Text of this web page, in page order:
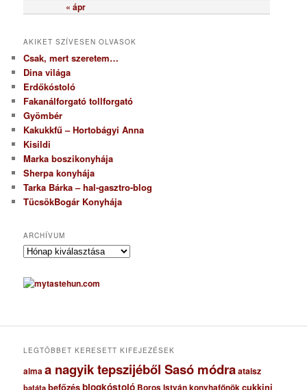
« ápr
AKIKET SZÍVESEN OLVASOK
Csak, mert szeretem…
Dina világa
Erdőkóstoló
Fakanálforgató tollforgató
Gyömbér
Kakukkfű – Hortobágyi Anna
Kisildi
Marka boszikonyhája
Sherpa konyhája
Tarka Bárka – hal-gasztro-blog
TücsökBogár Konyhája
ARCHÍVUM
A
c
h
u
LEGTÖBBET KERESETT KIFEJEZÉSEK
almaa nagyik tepszijéből Sasó módraataisz
batáta befőzésblogkóstoló Boros István konyhafőnök cukkini